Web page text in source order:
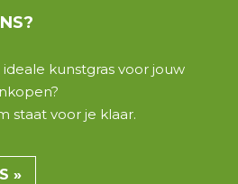
kunstgras voor jouw
staat voor je klaar.
»